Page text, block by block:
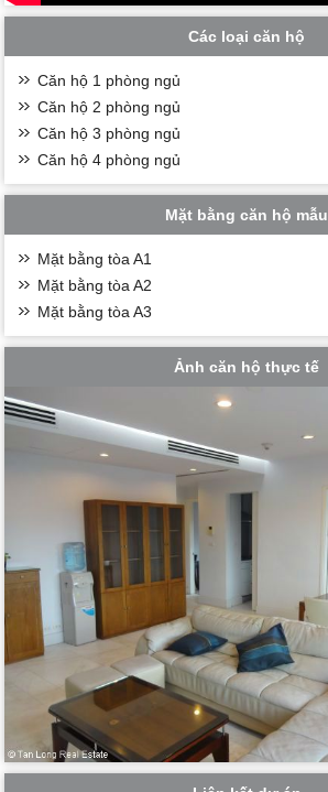
Các loại căn hộ
Căn hộ 1 phòng ngủ
Căn hộ 2 phòng ngủ
Căn hộ 3 phòng ngủ
Căn hộ 4 phòng ngủ
Mặt bằng căn hộ mẫu
Mặt bằng tòa A1
Mặt bằng tòa A2
Mặt bằng tòa A3
Ảnh căn hộ thực tế